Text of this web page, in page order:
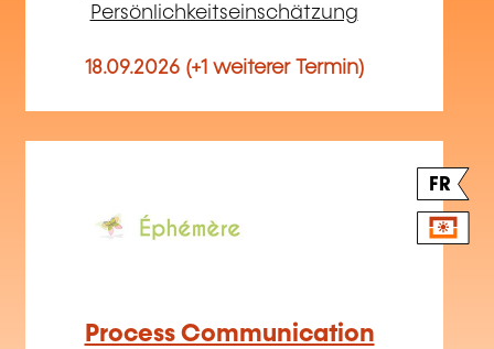
Persönlichkeitseinschätzung
18.09.2026 (+1 weiterer Termin)
FR
Process Communication